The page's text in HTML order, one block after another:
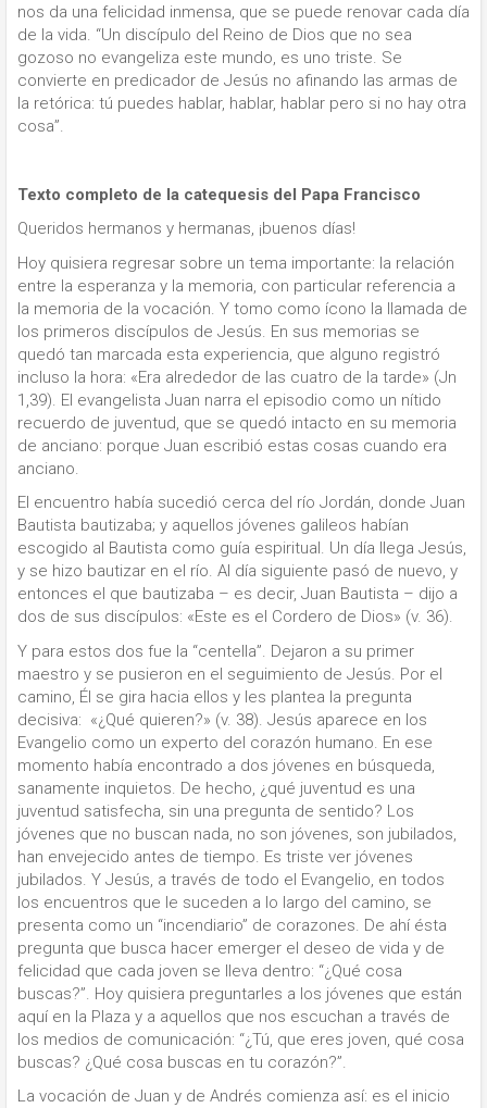
nos da una felicidad inmensa, que se puede renovar cada día
de la vida. “Un discípulo del Reino de Dios que no sea
gozoso no evangeliza este mundo, es uno triste. Se
convierte en predicador de Jesús no afinando las armas de
la retórica: tú puedes hablar, hablar, hablar pero si no hay otra
cosa”.
Texto completo de la catequesis del Papa Francisco
Queridos hermanos y hermanas, ¡buenos días!
Hoy quisiera regresar sobre un tema importante: la relación
entre la esperanza y la memoria, con particular referencia a
la memoria de la vocación. Y tomo como ícono la llamada de
los primeros discípulos de Jesús. En sus memorias se
quedó tan marcada esta experiencia, que alguno registró
incluso la hora: «Era alrededor de las cuatro de la tarde» (Jn
1,39). El evangelista Juan narra el episodio como un nítido
recuerdo de juventud, que se quedó intacto en su memoria
de anciano: porque Juan escribió estas cosas cuando era
anciano.
El encuentro había sucedió cerca del río Jordán, donde Juan
Bautista bautizaba; y aquellos jóvenes galileos habían
escogido al Bautista como guía espiritual. Un día llega Jesús,
y se hizo bautizar en el río. Al día siguiente pasó de nuevo, y
entonces el que bautizaba – es decir, Juan Bautista – dijo a
dos de sus discípulos: «Este es el Cordero de Dios» (v. 36).
Y para estos dos fue la “centella”. Dejaron a su primer
maestro y se pusieron en el seguimiento de Jesús. Por el
camino, Él se gira hacia ellos y les plantea la pregunta
decisiva: «¿Qué quieren?» (v. 38). Jesús aparece en los
Evangelio como un experto del corazón humano. En ese
momento había encontrado a dos jóvenes en búsqueda,
sanamente inquietos. De hecho, ¿qué juventud es una
juventud satisfecha, sin una pregunta de sentido? Los
jóvenes que no buscan nada, no son jóvenes, son jubilados,
han envejecido antes de tiempo. Es triste ver jóvenes
jubilados. Y Jesús, a través de todo el Evangelio, en todos
los encuentros que le suceden a lo largo del camino, se
presenta como un “incendiario” de corazones. De ahí ésta
pregunta que busca hacer emerger el deseo de vida y de
felicidad que cada joven se lleva dentro: “¿Qué cosa
buscas?”. Hoy quisiera preguntarles a los jóvenes que están
aquí en la Plaza y a aquellos que nos escuchan a través de
los medios de comunicación: “¿Tú, que eres joven, qué cosa
buscas? ¿Qué cosa buscas en tu corazón?”.
La vocación de Juan y de Andrés comienza así: es el inicio